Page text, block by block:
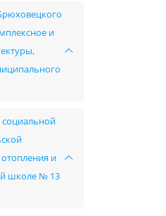
и
социальной
и
школе № 13